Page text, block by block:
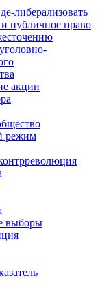
либерализовать
публичное право
акции
режим
выборы